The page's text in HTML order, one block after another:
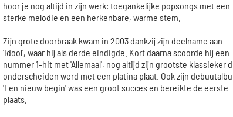
hoor je nog altijd in zijn werk: toegankelijke popsongs met een
sterke melodie en een herkenbare, warme stem.
Zijn grote doorbraak kwam in 2003 dankzij zijn deelname aan
'Idool', waar hij als derde eindigde. Kort daarna scoorde hij een
nummer 1-hit met 'Allemaal', nog altijd zijn grootste klassieker
onderscheiden werd met een platina plaat. Ook zijn
'Een nieuw begin' was een groot succes en bereikte de eerste
plaats.